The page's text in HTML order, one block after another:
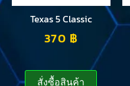
Texas 5 Classic
370 ฿
สั่งซื้อสินค้า